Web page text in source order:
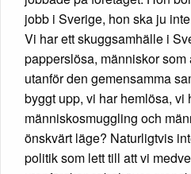
jobb i Sverige, hon ska ju
Vi har ett skuggsamhälle i
papperslösa, människor
utanför den gemensamma
byggt upp, vi har hemlösa, vi
människosmuggling och
önskvärt läge? Naturligtvis
politik som lett till att vi